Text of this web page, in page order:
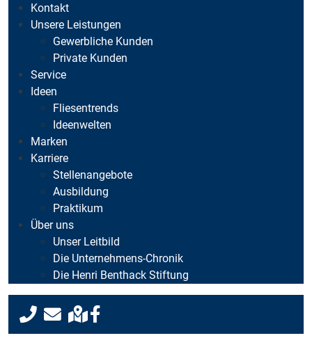
Kontakt
Unsere Leistungen
Gewerbliche Kunden
Private Kunden
Service
Ideen
Fliesentrends
Ideenwelten
Marken
Karriere
Stellenangebote
Ausbildung
Praktikum
Über uns
Unser Leitbild
Die Unternehmens-Chronik
Die Henri Benthack Stiftung